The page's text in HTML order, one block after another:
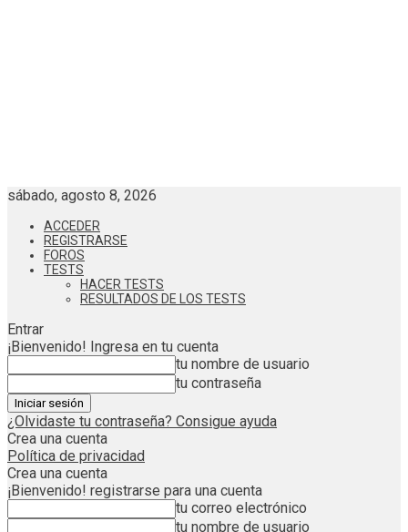
sábado, agosto 8, 2026
ACCEDER
REGISTRARSE
FOROS
TESTS
HACER TESTS
RESULTADOS DE LOS TESTS
Entrar
¡Bienvenido! Ingresa en tu cuenta
tu nombre de usuario
tu contraseña
¿Olvidaste tu contraseña? Consigue ayuda
Crea una cuenta
Política de privacidad
Crea una cuenta
¡Bienvenido! registrarse para una cuenta
tu correo electrónico
tu nombre de usuario